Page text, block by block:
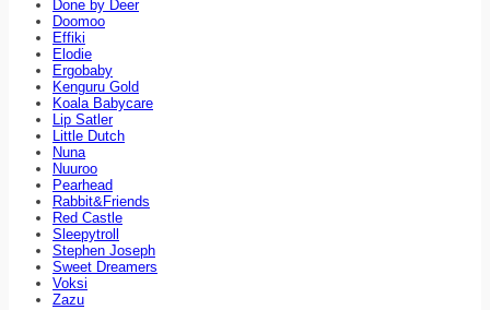
Done by Deer
Doomoo
Effiki
Elodie
Ergobaby
Kenguru Gold
Koala Babycare
Lip Satler
Little Dutch
Nuna
Nuuroo
Pearhead
Rabbit&Friends
Red Castle
Sleepytroll
Stephen Joseph
Sweet Dreamers
Voksi
Zazu